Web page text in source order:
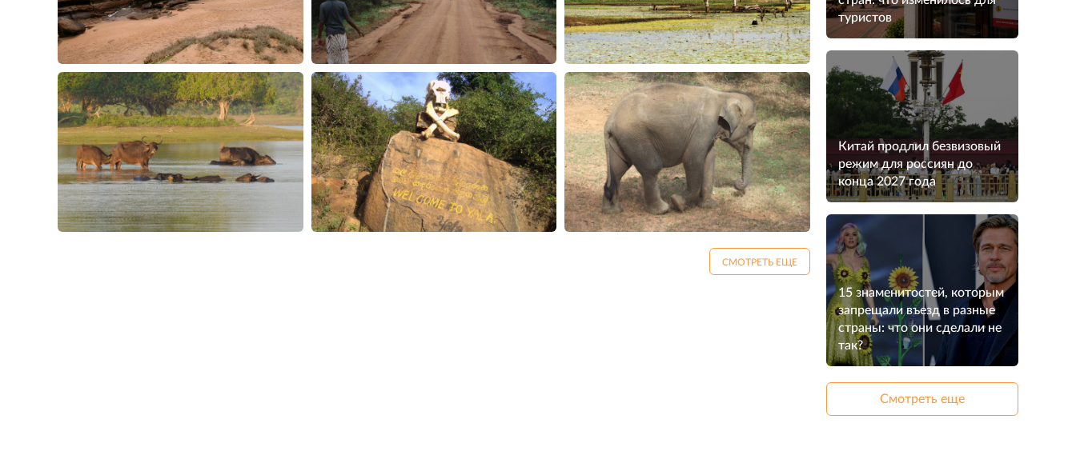
СМОТРЕТЬ ЕЩЕ
туристов
Китай продлил безвизовый
режим для россиян до
конца 2027 года
15 знаменитостей, которым
запрещали въезд в разные
страны: что они сделали не
так?
Смотреть еще